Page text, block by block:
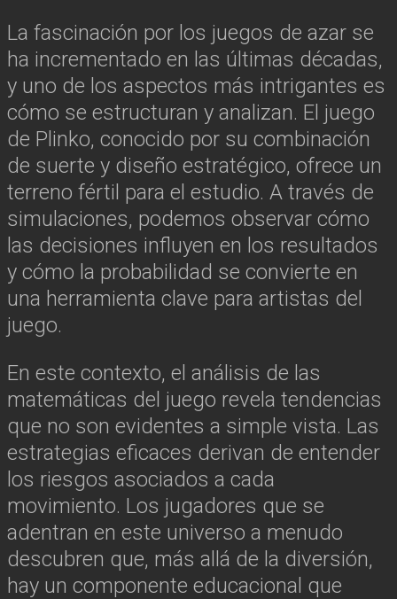
La fascinación por los juegos de azar se
ha incrementado en las últimas décadas,
y uno de los aspectos más intrigantes es
cómo se estructuran y analizan. El juego
de Plinko, conocido por su combinación
de suerte y diseño estratégico, ofrece un
terreno fértil para el estudio. A través de
simulaciones, podemos observar cómo
las decisiones influyen en los resultados
y cómo la probabilidad se convierte en
una herramienta clave para artistas del
juego.
En este contexto, el análisis de las
matemáticas del juego revela tendencias
que no son evidentes a simple vista. Las
estrategias eficaces derivan de entender
los riesgos asociados a cada
movimiento. Los jugadores que se
adentran en este universo a menudo
descubren que, más allá de la diversión,
hay un componente educacional que